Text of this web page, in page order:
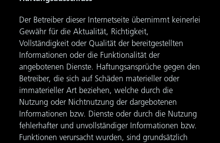
Der Betreiber dieser Internetseite übernimmt keinerlei
Gewähr für die Aktualität, Richtigkeit,
Vollständigkeit oder Qualität der bereitgestellten
Informationen oder die Funktionalität der
angebotenen Dienste. Haftungsansprüche gegen den
Betreiber, die sich auf Schäden materieller oder
immaterieller Art beziehen, welche durch die
Nutzung oder Nichtnutzung der dargebotenen
Informationen bzw. Dienste oder durch die Nutzung
fehlerhafter und unvollständiger Informationen bzw.
Funktionen verursacht wurden, sind grundsätzlich